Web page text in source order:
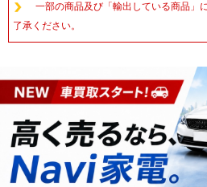
一部の商品及び「輸出している商品」
了承ください。